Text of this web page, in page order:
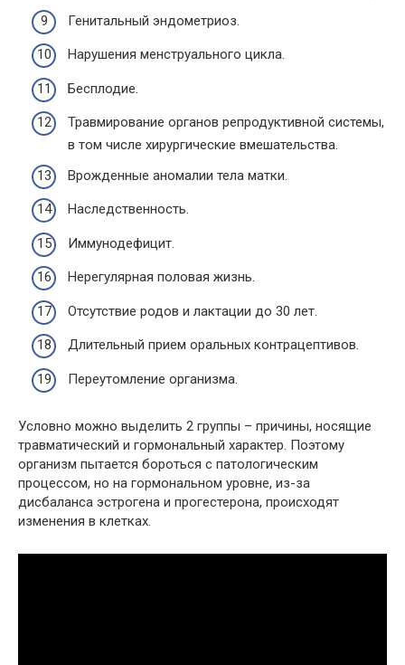
Генитальный эндометриоз.
Нарушения менструального цикла.
Бесплодие.
Травмирование органов репродуктивной системы,
в том числе хирургические вмешательства.
Врожденные аномалии тела матки.
Наследственность.
Иммунодефицит.
Нерегулярная половая жизнь.
Отсутствие родов и лактации до 30 лет.
Длительный прием оральных контрацептивов.
Переутомление организма.
Условно можно выделить 2 группы – причины, носящие
травматический и гормональный характер. Поэтому
организм пытается бороться с патологическим
процессом, но на гормональном уровне, из-за
дисбаланса эстрогена и прогестерона, происходят
изменения в клетках.